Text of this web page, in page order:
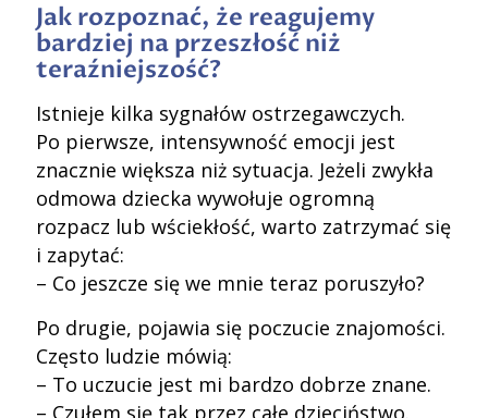
Jak rozpoznać, że reagujemy
bardziej na przeszłość niż
teraźniejszość?
Istnieje kilka sygnałów ostrzegawczych.
Po pierwsze, intensywność emocji jest
znacznie większa niż sytuacja. Jeżeli zwykła
odmowa dziecka wywołuje ogromną
rozpacz lub wściekłość, warto zatrzymać się
i zapytać:
– Co jeszcze się we mnie teraz poruszyło?
Po drugie, pojawia się poczucie znajomości.
Często ludzie mówią:
– To uczucie jest mi bardzo dobrze znane.
– Czułem się tak przez całe dzieciństwo.